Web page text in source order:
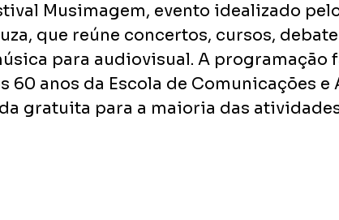
Musimagem, evento idealizado
que reúne concertos, cursos,
para audiovisual. A programação
60 anos da Escola de Comunicações e
gratuita para a maioria das